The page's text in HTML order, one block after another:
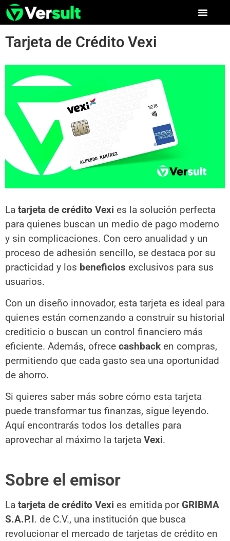
Tarjeta de Crédito Vexi
La tarjeta de crédito Vexi es la solución perfecta
para quienes buscan un medio de pago moderno
y sin complicaciones. Con cero anualidad y un
proceso de adhesión sencillo, se destaca por su
practicidad y los beneficios exclusivos para sus
usuarios.
Con un diseño innovador, esta tarjeta es ideal para
quienes están comenzando a construir su historial
crediticio o buscan un control financiero más
eficiente. Además, ofrece cashback en compras,
permitiendo que cada gasto sea una oportunidad
de ahorro.
Si quieres saber más sobre cómo esta tarjeta
puede transformar tus finanzas, sigue leyendo.
Aquí encontrarás todos los detalles para
aprovechar al máximo la tarjeta Vexi.
Sobre el emisor
La tarjeta de crédito Vexi es emitida porGRIBMA
S.A.P.I. de C.V., una institución que busca
revolucionar el mercado de tarjetas de crédito en